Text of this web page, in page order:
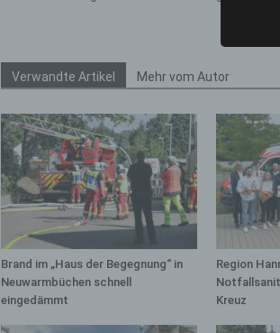
Verwandte Artikel Mehr vom Autor
Brand im „Haus der Begegnung“ in
Neuwarmbüchen schnell
eingedämmt
Region
Kreuz
f)